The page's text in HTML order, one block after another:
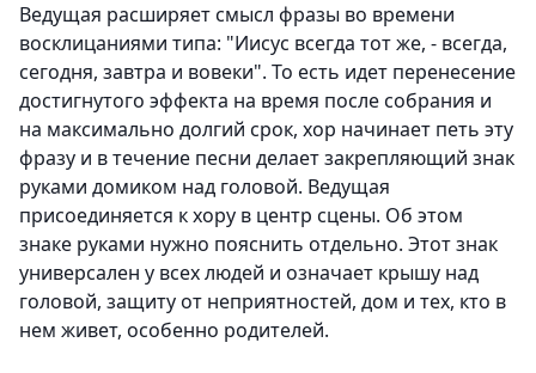
Ведущая расширяет смысл фразы во времени
восклицаниями типа: "Иисус всегда тот же, - всегда,
сегодня, завтра и вовеки". То есть идет перенесение
достигнутого эффекта на время после собрания и
на максимально долгий срок, хор начинает петь эту
фразу и в течение песни делает закрепляющий знак
руками домиком над головой. Ведущая
присоединяется к хору в центр сцены. Об этом
знаке руками нужно пояснить отдельно. Этот знак
универсален у всех людей и означает крышу над
головой, защиту от неприятностей, дом и тех, кто в
нем живет, особенно родителей.